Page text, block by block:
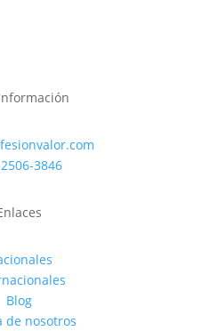
3846
Blog
de nosotros